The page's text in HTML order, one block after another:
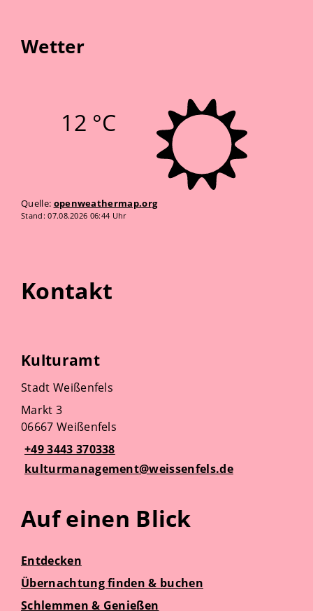
Wetter
12 °C
Quelle: openweathermap.org
Stand: 07.08.2026 06:44 Uhr
Kontakt
Kulturamt
Stadt Weißenfels
Markt 3
06667 Weißenfels
+49 3443 370338
kulturmanagement@weissenfels.de
Auf einen Blick
Entdecken
Übernachtung finden & buchen
Schlemmen & Genießen